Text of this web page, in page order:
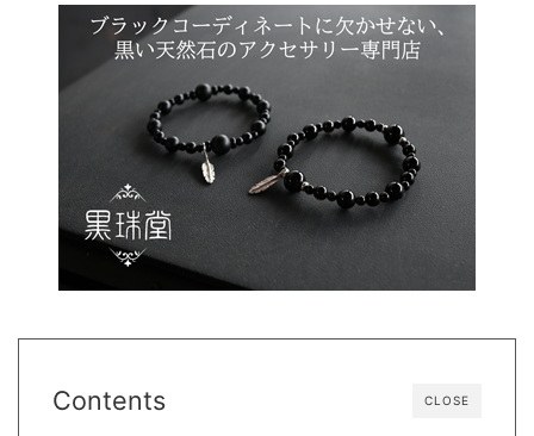
CLOSE
Contents